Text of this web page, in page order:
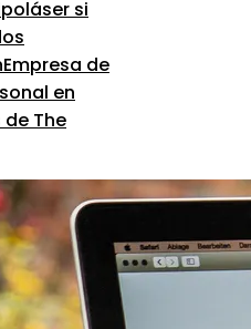
si
Empresa de
en
The